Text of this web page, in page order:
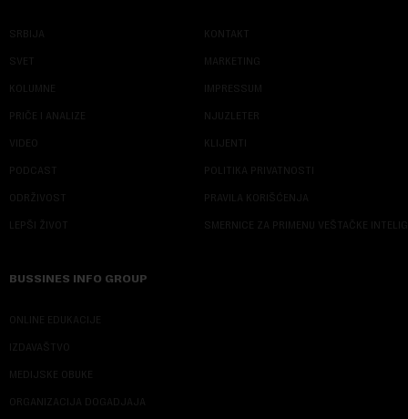
SRBIJA
SVET
KOLUMNE
PRIČE I ANALIZE
VIDEO
PODCAST
ODRŽIVOST
LEPŠI ŽIVOT
KONTAKT
MARKETING
IMPRESSUM
NJUZLETER
KLIJENTI
POLITIKA PRIVATNOSTI
PRAVILA KORIŠĆENJA
SMERNICE ZA PRIMENU VEŠTAČKE
BUSSINES INFO GROUP
ONLINE EDUKACIJE
IZDAVAŠTVO
MEDIJSKE OBUKE
ORGANIZACIJA DOGADJAJA